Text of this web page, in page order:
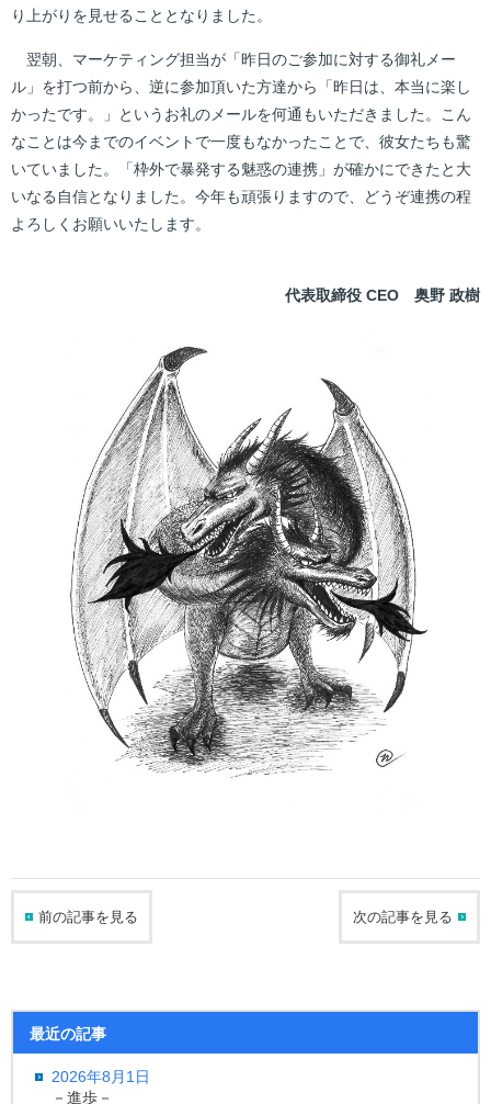
り上がりを見せることとなりました。
翌朝、マーケティング担当が「昨日のご参加に対する御礼メー
ル」を打つ前から、逆に参加頂いた方達から「昨日は、本当に楽し
かったです。」というお礼のメールを何通もいただきました。こん
なことは今までのイベントで一度もなかったことで、彼女たちも驚
いていました。「枠外で暴発する魅惑の連携」が確かにできたと大
いなる自信となりました。今年も頑張りますので、どうぞ連携の程
よろしくお願いいたします。
代表取締役 CEO 奥野 政樹
前の記事を見る 次の記事を見る
最近の記事
2026年8月1日
－進歩－